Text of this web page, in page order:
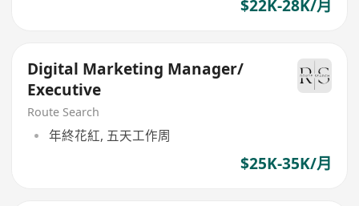
$22K-28K/月
Digital Marketing Manager/
Executive
Route Search
年終花紅, 五天工作周
$25K-35K/月